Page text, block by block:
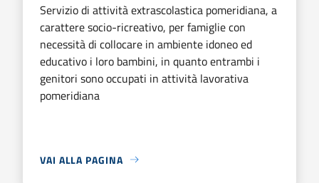
Servizio di attività extrascolastica pomeridiana, a
carattere socio-ricreativo, per famiglie con
necessità di collocare in ambiente idoneo ed
educativo i loro bambini, in quanto entrambi i
genitori sono occupati in attività lavorativa
pomeridiana
VAI ALLA PAGINA